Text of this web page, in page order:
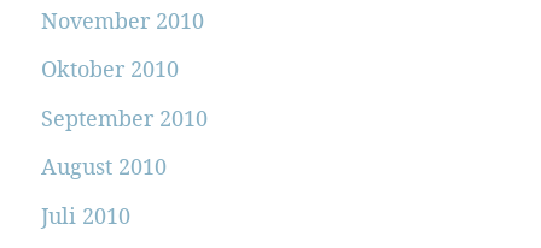
November 2010
Oktober 2010
September 2010
August 2010
Juli 2010